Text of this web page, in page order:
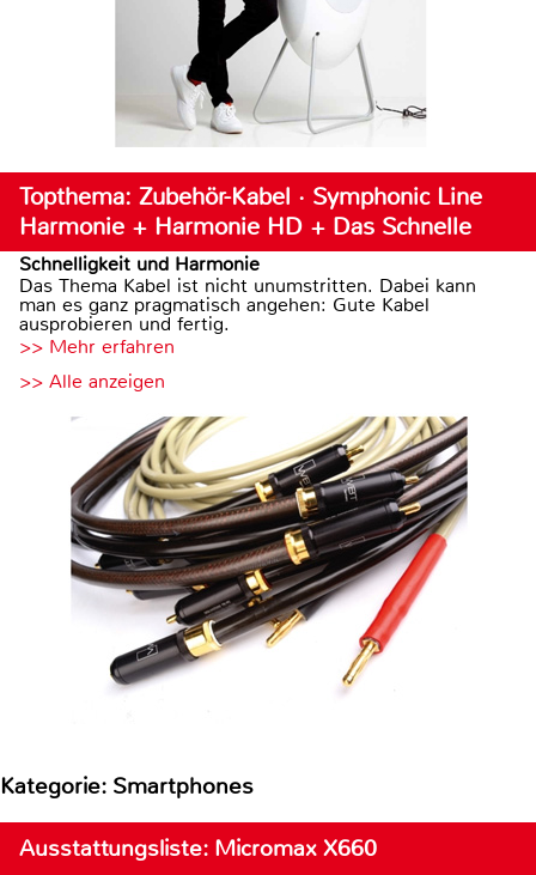
Topthema: Zubehör-Kabel · Symphonic Line
Harmonie + Harmonie HD + Das Schnelle
Schnelligkeit und Harmonie
Das Thema Kabel ist nicht unumstritten. Dabei kann
man es ganz pragmatisch angehen: Gute Kabel
ausprobieren und fertig.
>> Mehr erfahren
>> Alle anzeigen
Kategorie: Smartphones
Ausstattungsliste: Micromax X660